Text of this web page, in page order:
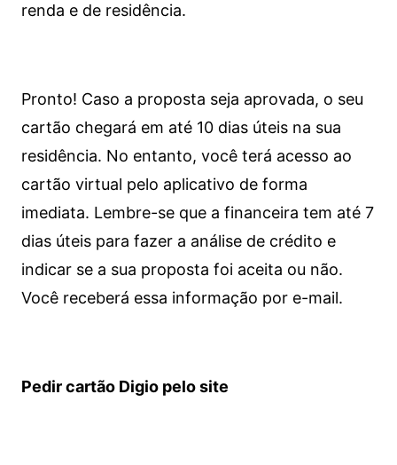
renda e de residência.
Pronto! Caso a proposta seja aprovada, o seu
cartão chegará em até 10 dias úteis na sua
residência. No entanto, você terá acesso ao
cartão virtual pelo aplicativo de forma
imediata. Lembre-se que a financeira tem até 7
dias úteis para fazer a análise de crédito e
indicar se a sua proposta foi aceita ou não.
Você receberá essa informação por e-mail.
Pedir cartão Digio pelo site